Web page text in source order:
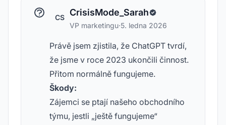
CS CrisisMode_Sarah
VP marketingu·5. ledna 2026
Právě jsem zjistila, že ChatGPT tvrdí,
že jsme v roce 2023 ukončili činnost.
Přitom normálně fungujeme.
Škody:
Zájemci se ptají našeho obchodního
týmu, jestli „ještě fungujeme“